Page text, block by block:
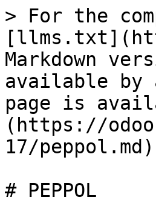
> For the
Markdown
available by
page is
(https://
17/
# PEPPOL